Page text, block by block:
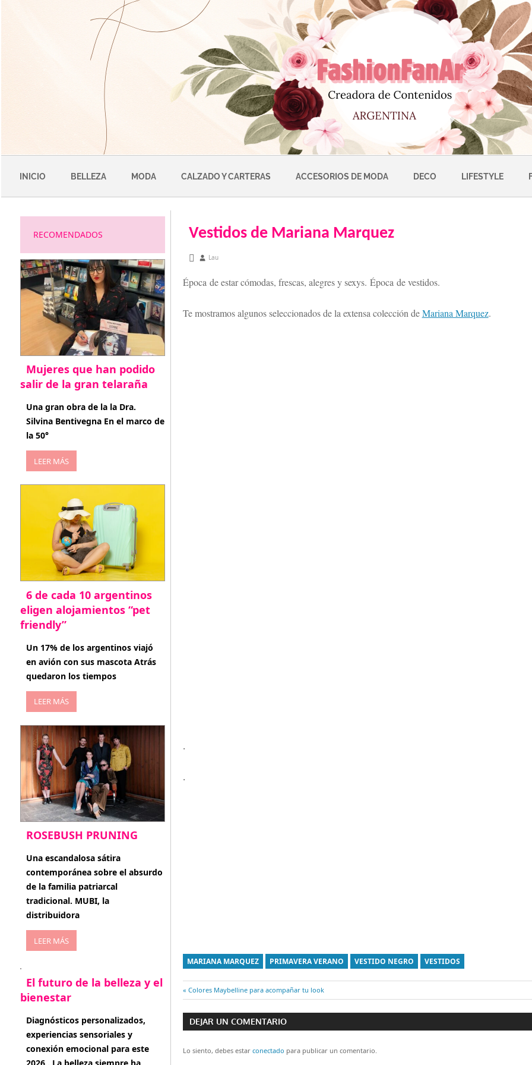
INICIO BELLEZA MODA CALZADO Y CARTERAS ACCESORIOS DE MODA DECO LIFESTYLE
Vestidos de Mariana Marquez
noviembre 25, 2012
Lau
Época de estar cómodas, frescas, alegres y sexys. Época de vestidos.
Te mostramos algunos seleccionados de la extensa colección deMariana Marquez.
.
.
MARIANA MARQUEZ PRIMAVERA VERANO VESTIDO NEGRO VESTIDOS
Navegación
de
entradas
Entrada
anterior:
Colores Maybelline para acompañar tu look
DEJAR UN COMENTARIO
Lo siento, debes estar conectado para publicar un comentario.
RECOMENDADOS
Mujeres que han podido
salir de la gran telaraña
abril 29, 2026
Una gran obra de la la Dra.
Silvina Bentivegna En el marco de
la 50°
LEER MÁS
6 de cada 10 argentinos
eligen alojamientos “pet
friendly”
abril 27, 2026
Un 17% de los argentinos viajó
en avión con sus mascota Atrás
quedaron los tiempos
LEER MÁS
ROSEBUSH PRUNING
enero 20, 2026
Una escandalosa sátira
contemporánea sobre el absurdo
de la familia patriarcal
tradicional. MUBI, la
distribuidora
LEER MÁS
El futuro de la belleza y el
bienestar
enero 15, 2026
Diagnósticos personalizados,
experiencias sensoriales y
conexión emocional para este